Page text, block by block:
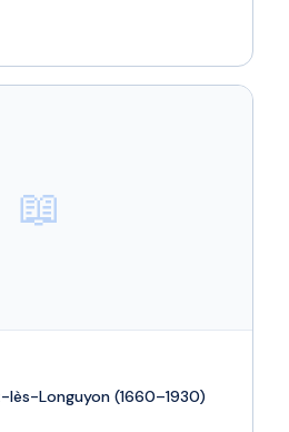
📖
Longuyon (1660–1930)